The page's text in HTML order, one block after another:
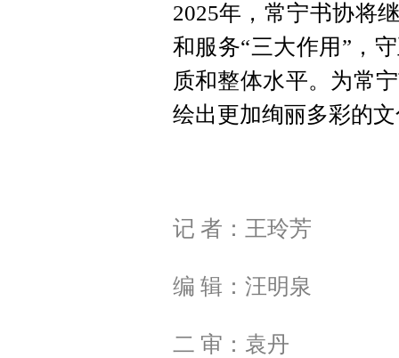
2025年，常宁书协将
和服务“三大作用”，
质和整体水平。为常
绘出更加绚丽多彩的
记 者：王玲芳
编 辑：汪明泉
二 审：袁丹